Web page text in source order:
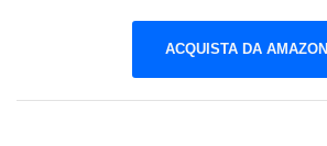
ACQUISTA DA AMAZON